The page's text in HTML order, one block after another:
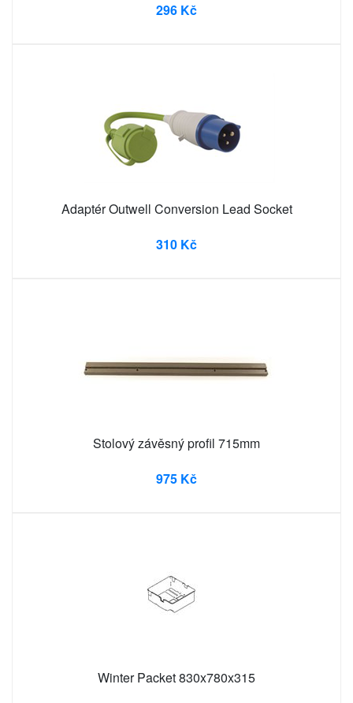
296 Kč
Adaptér Outwell Conversion Lead Socket
310 Kč
Stolový závěsný profil 715mm
975 Kč
Winter Packet 830x780x315